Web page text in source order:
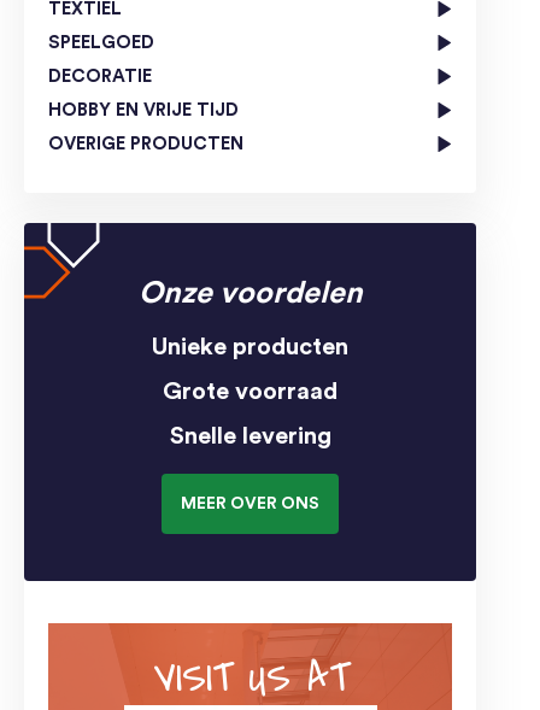
TEXTIEL
SPEELGOED
DECORATIE
HOBBY EN VRIJE TIJD
OVERIGE PRODUCTEN
Onze voordelen
Unieke producten
Grote voorraad
Snelle levering
MEER OVER ONS
VISIT US AT